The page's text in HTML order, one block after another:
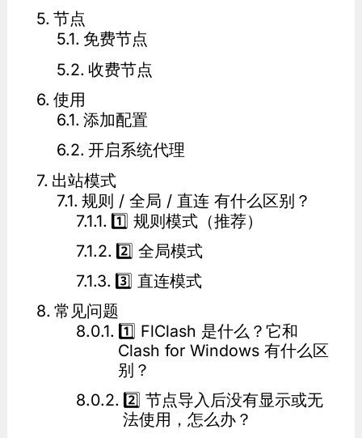
节点
免费节点
收费节点
使用
添加配置
开启系统代理
出站模式
规则 / 全局 / 直连 有什么区别？
1️⃣ 规则模式（推荐）
2️⃣ 全局模式
3️⃣ 直连模式
常见问题
1️⃣ FlClash 是什么？它和
Clash for Windows 有什么区
别？
2️⃣ 节点导入后没有显示或无
法使用，怎么办？